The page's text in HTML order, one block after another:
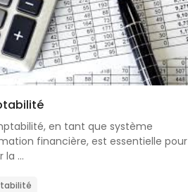
de cours
cours
du cours :en tant que système
financière, est essentielle pour
la ...